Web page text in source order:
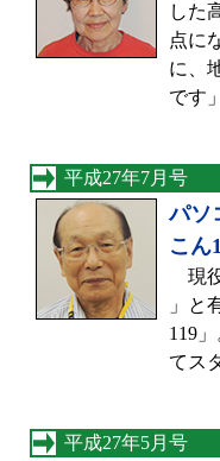
した
点に
に、
です
平成27年7月号
パソ
こん
現
」と
119
てス
平成27年5月号